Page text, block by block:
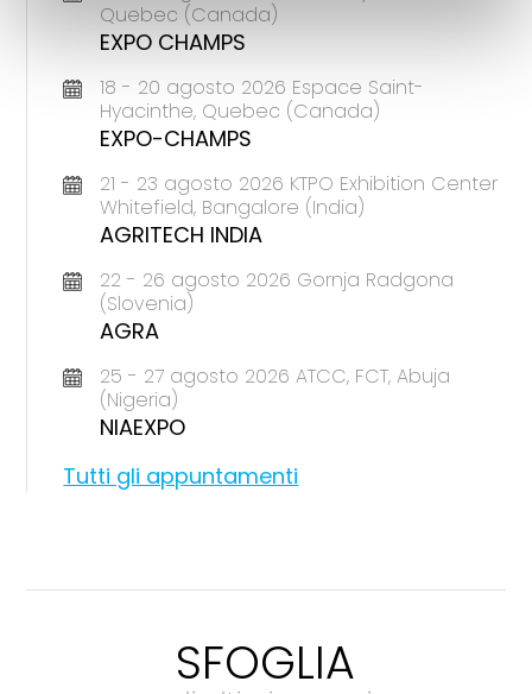
Quebec (Canada)
EXPO CHAMPS
18 - 20 agosto 2026 Espace Saint-
Hyacinthe, Quebec (Canada)
EXPO-CHAMPS
21 - 23 agosto 2026 KTPO Exhibition Center
Whitefield, Bangalore (India)
AGRITECH INDIA
22 - 26 agosto 2026 Gornja Radgona
(Slovenia)
AGRA
25 - 27 agosto 2026 ATCC, FCT, Abuja
(Nigeria)
NIAEXPO
Tutti gli appuntamenti
SFOGLIA